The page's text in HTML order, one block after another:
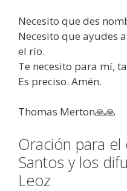
Necesito que des
Necesito que ayudes
el río.
Te necesito para mí,
Es preciso. Amén.
Thomas Merton🙏🙏
Oración para
Santos y los
Leoz